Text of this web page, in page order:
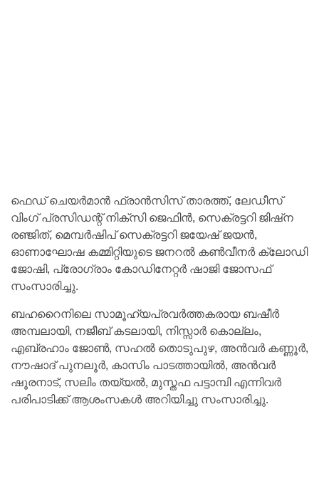
ഫെഡ് ചെയര്‍മാന്‍ ഫ്രാന്‍സിസ് താരത്ത്, ലേഡീസ്
വിംഗ് പ്രസിഡന്റ് നിക്‌സി ജെഫിന്‍, സെക്രട്ടറി ജിഷ്‌ന
രഞ്ജിത്, മെമ്പര്‍ഷിപ് സെക്രട്ടറി ജയേഷ് ജയന്‍,
ഓണാഘോഷ കമ്മിറ്റിയുടെ ജനറല്‍ കണ്‍വീനര്‍ ക്ലോഡി
ജോഷി, പ്രോഗ്രാം കോഡിനേറ്റര്‍ ഷാജി ജോസഫ്
സംസാരിച്ചു.
ബഹറൈനിലെ സാമൂഹ്യപ്രവര്‍ത്തകരായ ബഷീര്‍
അമ്പലായി, നജീബ് കടലായി, നിസ്സാര്‍ കൊല്ലം,
എബ്രഹാം ജോണ്‍, സഹല്‍ തൊടുപുഴ, അന്‍വര്‍ കണ്ണൂര്‍,
നൗഷാദ് പുനലൂര്‍, കാസിം പാടത്തായില്‍, അന്‍വര്‍
ഷൂരനാട്, സലിം തയ്യല്‍, മുസ്തഫ പട്ടാമ്പി എന്നിവര്‍
പരിപാടിക്ക് ആശംസകള്‍ അറിയിച്ചു സംസാരിച്ചു.